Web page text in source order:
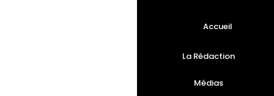
Accueil
La Rédaction
Médias